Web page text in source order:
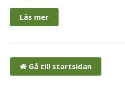
Läs mer
Gå till startsidan